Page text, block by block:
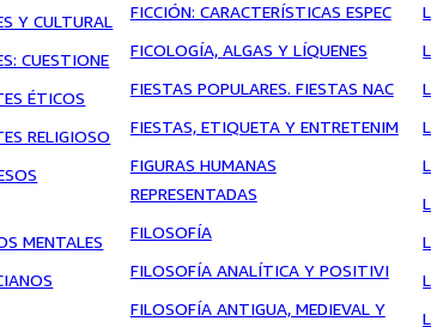
Y CULTURAL
CUESTIONE
ÉTICOS
RELIGIOSO
MENTALES
FICCIÓN: CARACTERÍSTICAS ESPEC
FICOLOGÍA, ALGAS Y LÍQUENES
FIESTAS POPULARES. FIESTAS NAC
FIESTAS, ETIQUETA Y ENTRETENIM
FIGURAS HUMANAS
REPRESENTADAS
FILOSOFÍA
FILOSOFÍA ANALÍTICA Y POSITIVI
FILOSOFÍA ANTIGUA, MEDIEVAL Y